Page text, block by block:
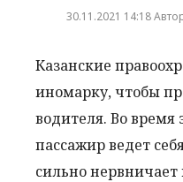
30.11.2021 14:18
Казанские
иномарку, чтобы
водителя. Во время
пассажир ведет
сильно нервничает